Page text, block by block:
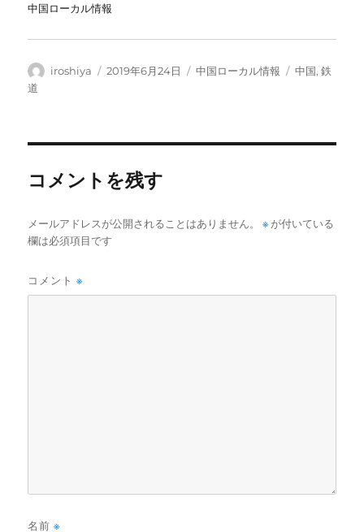
中国ローカル情報
投
iroshiya
投
2019年6月24日
カ
中国ローカル情報
タ
中国,鉄
道
コメントを残す
メールアドレスが公開されることはありません。 ※ が付いている
欄は必須項目です
コメント※
名前※